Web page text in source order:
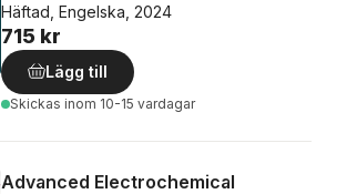
Häftad, Engelska, 2024
715 kr
Lägg till
Skickas inom 10-15 vardagar
Advanced Electrochemical